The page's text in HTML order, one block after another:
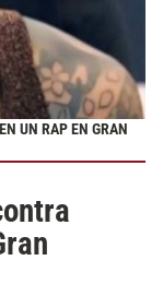
UN RAP EN GRAN